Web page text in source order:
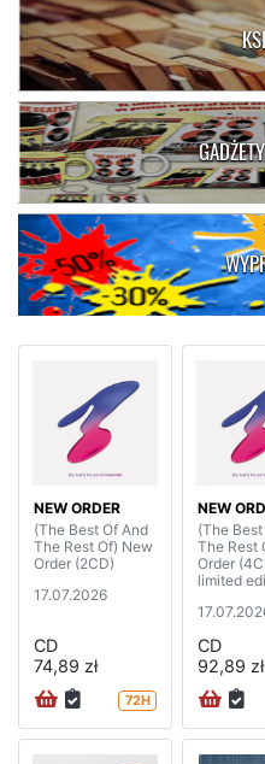
NEW ORDER
(The Best Of And
The Rest Of) New
Order (2CD)
17.07.2026
CD
74,89 zł
72H
NEW
(The
The Rest
Order
limited
CD
92,89 zł